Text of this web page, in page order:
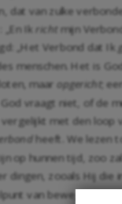
dat van zulke
„En Ik richt mijn
„Het Verbond dat Ik
menschen. Het is
maar opgericht;
vraagt niet, of de
met den loop
heeft. We lezen
op hunnen tijd, zoo
zooals Hij die
van beweging